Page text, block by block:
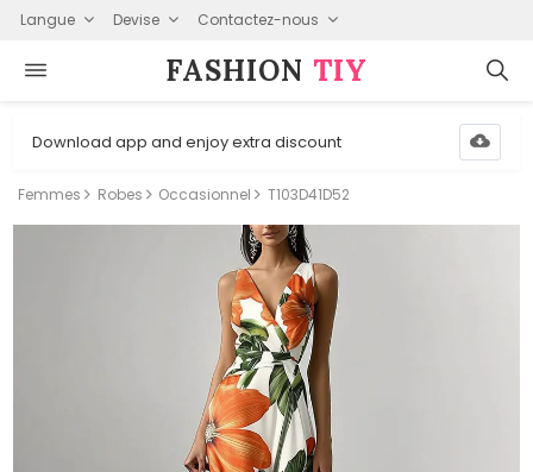
Langue Devise Contactez-nous
FASHION⁠ TIY
Download app and enjoy extra discount
Femmes Robes Occasionnel T103D41D52